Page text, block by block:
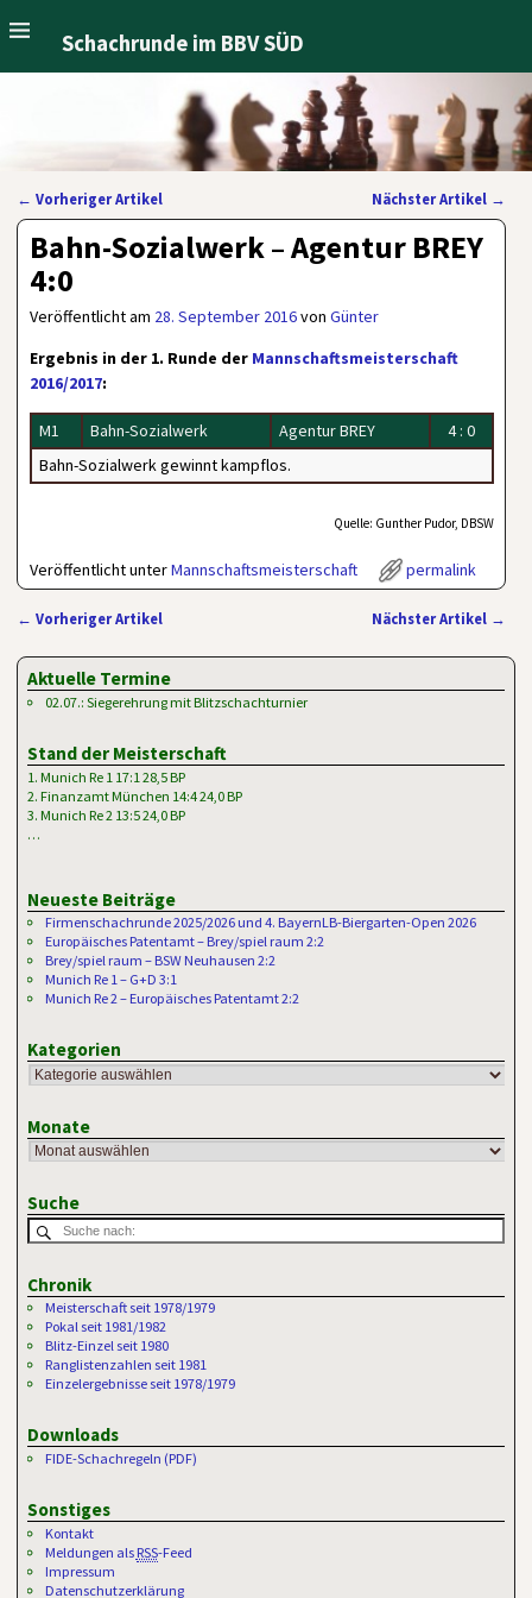
Schachrunde im BBV SÜD
Artikelnavigation
← Vorheriger Artikel Nächster Artikel →
Bahn-Sozialwerk – Agentur BREY
4:0
Veröffentlicht am 28. September 2016vonGünter
Ergebnis in der 1. Runde der Mannschaftsmeisterschaft
2016/2017:
M1 Bahn-Sozialwerk Agentur BREY
4 : 0
Bahn-Sozialwerk gewinnt kampflos.
Quelle: Gunther Pudor, DBSW
Veröffentlicht unterMannschaftsmeisterschaft permalink
← Vorheriger Artikel Nächster Artikel →
Aktuelle Termine
02.07.: Siegerehrung mit Blitzschachturnier
Stand der Meisterschaft
1. Munich Re 1 17:1 28,5 BP
2. Finanzamt München 14:4 24,0 BP
3. Munich Re 2 13:5 24,0 BP
…
Neueste Beiträge
Firmenschachrunde 2025/2026 und 4. BayernLB-Biergarten-Open 2026
Europäisches Patentamt – Brey/spiel raum 2:2
Brey/spiel raum – BSW Neuhausen 2:2
Munich Re 1 – G+D 3:1
Munich Re 2 – Europäisches Patentamt 2:2
Kategorien
Monate
Suche
Chronik
Meisterschaft seit 1978/1979
Pokal seit 1981/1982
Blitz-Einzel seit 1980
Ranglistenzahlen seit 1981
Einzelergebnisse seit 1978/1979
Downloads
FIDE-Schachregeln (PDF)
Sonstiges
Kontakt
Meldungen als RSS-Feed
Impressum
Datenschutzerklärung